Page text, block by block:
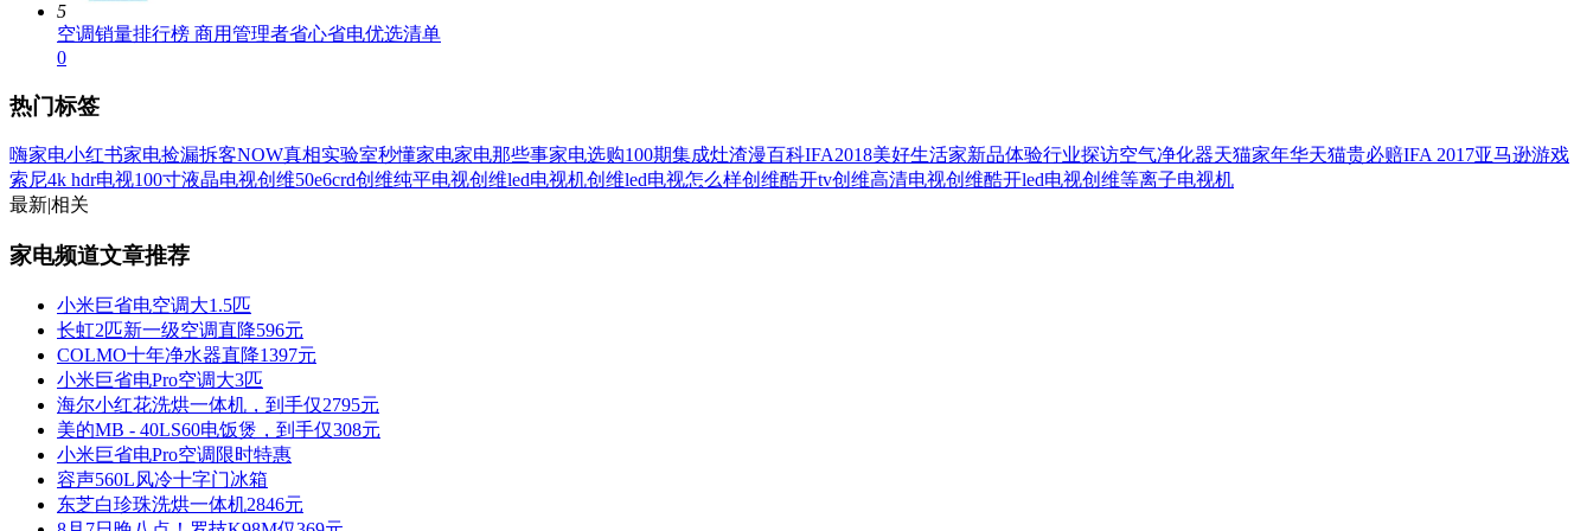
5
空调销量排行榜 商用管理者省心省电优选清单
0
热门标签
嗨家电小红书家电捡漏拆客NOW真相实验室秒懂家电家电那些事家电选购100期集成灶渣漫百科IFA2018美好生活家新品体验行业探访空气净化器天猫家年华天猫贵必赔IFA 2017亚马逊游戏
索尼4k hdr电视100寸液晶电视创维50e6crd创维纯平电视创维led电视机创维led电视怎么样创维酷开tv创维高清电视创维酷开led电视创维等离子电视机
最新相关
家电频道文章推荐
小米巨省电空调大1.5匹
长虹2匹新一级空调直降596元
COLMO十年净水器直降1397元
小米巨省电Pro空调大3匹
海尔小红花洗烘一体机，到手仅2795元
美的MB - 40LS60电饭煲，到手仅308元
小米巨省电Pro空调限时特惠
容声560L风冷十字门冰箱
东芝白珍珠洗烘一体机2846元